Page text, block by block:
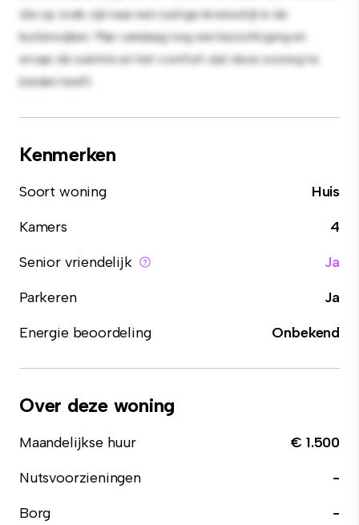
die op zoek zijn naar een rustige levensstijl in de
buitenwijken. Plan vandaag nog een bezichtiging en
ervaar de warmte en het comfort dat deze woning te
bieden heeft.
Kenmerken
Soort woning
Huis
Kamers
4
Senior vriendelijk
Ja
Parkeren
Ja
Energie beoordeling
Onbekend
Over deze woning
Maandelijkse huur
€ 1.500
Nutsvoorzieningen
-
Borg
-